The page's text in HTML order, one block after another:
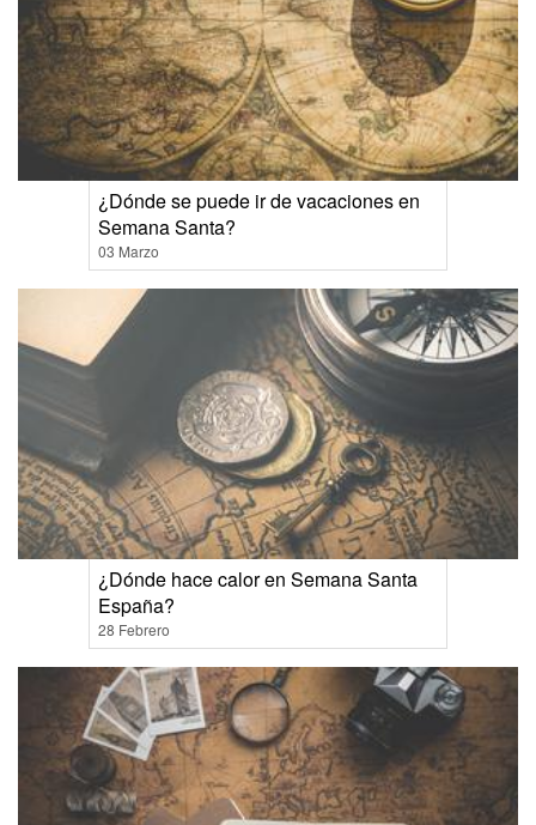
¿Dónde se puede ir de vacaciones en
Semana Santa?
03 Marzo
¿Dónde hace calor en Semana Santa
España?
28 Febrero